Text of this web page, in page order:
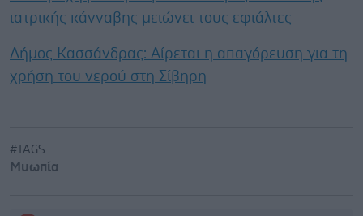
ιατρικής κάνναβης μειώνει τους εφιάλτες
Δήμος Κασσάνδρας: Αίρεται η απαγόρευση για τη
χρήση του νερού στη Σίβηρη
#TAGS
Μυωπία